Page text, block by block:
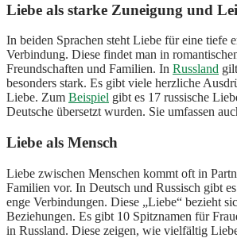
Liebe als starke Zuneigung und
In beiden Sprachen steht Liebe für eine tiefe
Verbindung. Diese findet man in
Freundschaften und Familien. In Russland
besonders stark. Es gibt viele herzliche
Liebe. Zum Beispiel gibt es 17 russische
Deutsche übersetzt wurden. Sie umfassen
Liebe als Mensch
Liebe zwischen Menschen kommt oft in
Familien vor. In Deutsch und Russisch gibt
enge Verbindungen. Diese „Liebe“ bezieht
Beziehungen. Es gibt 10 Spitznamen für
in Russland. Diese zeigen, wie vielfältig